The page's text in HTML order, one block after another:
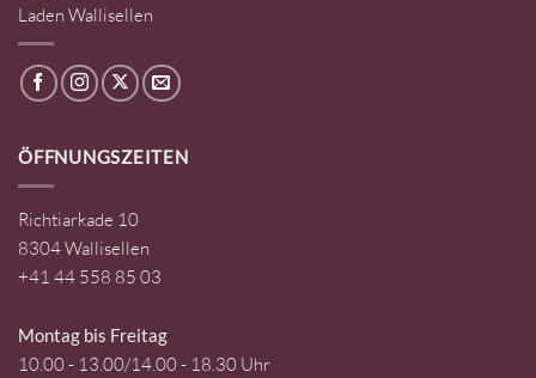
Laden Wallisellen
ÖFFNUNGSZEITEN
Richtiarkade 10
8304 Wallisellen
+41 44 558 85 03
Montag bis Freitag
10.00 - 13.00/14.00 - 18.30 Uhr